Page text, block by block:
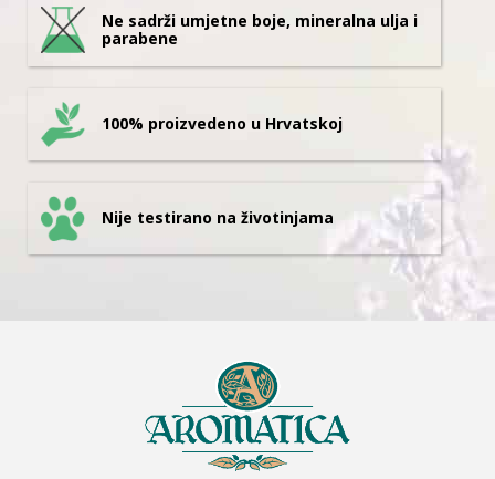
Ne sadrži umjetne boje, mineralna ulja i
parabene
100% proizvedeno u Hrvatskoj
Nije testirano na životinjama